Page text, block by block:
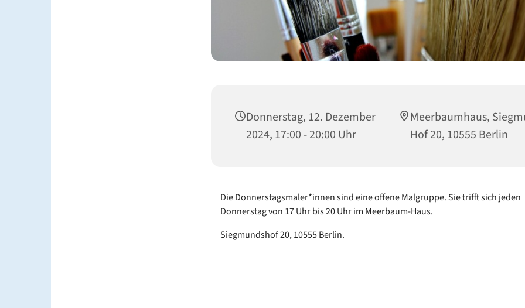
Donnerstag, 12. Dezember
2024, 17:00 - 20:00 Uhr
Meerbaumhaus,
Hof 20, 10555 Berlin
Die Donnerstagsmaler*innen sind eine offene Malgruppe. Sie trifft sich jeden
Donnerstag von 17 Uhr bis 20 Uhr im Meerbaum-Haus.
Siegmundshof 20, 10555 Berlin.